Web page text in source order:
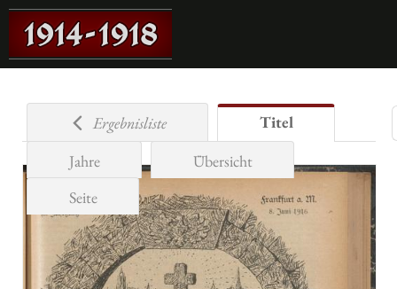
Ergebnisliste
Titel
Jahre
Übersicht
Seite